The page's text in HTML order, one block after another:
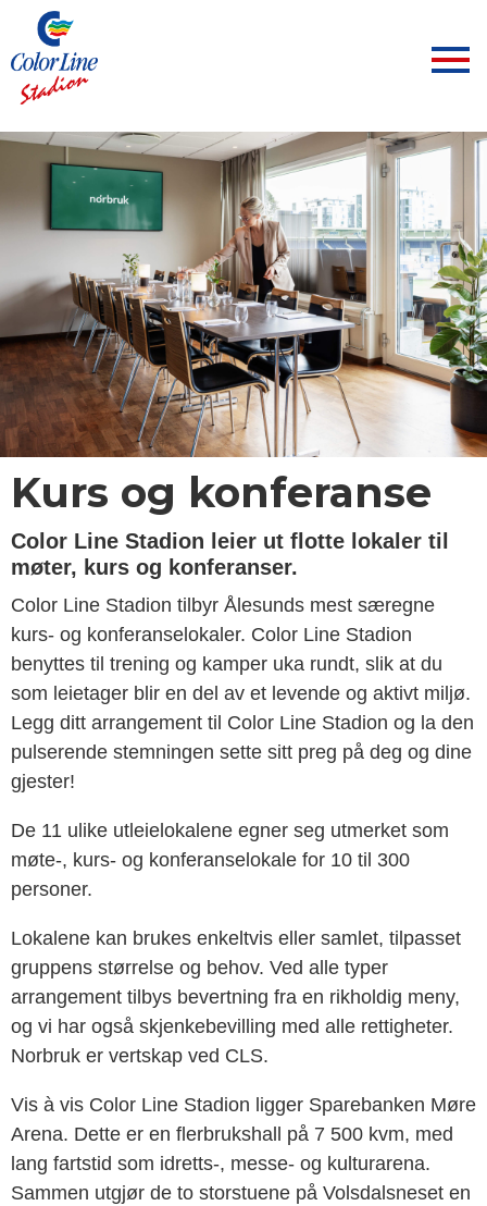
Kurs og konferanse
Color Line Stadion leier ut flotte lokaler til
møter, kurs og konferanser.
Color Line Stadion tilbyr Ålesunds mest særegne
kurs- og konferanselokaler. Color Line Stadion
benyttes til trening og kamper uka rundt, slik at du
som leietager blir en del av et levende og aktivt miljø.
Legg ditt arrangement til Color Line Stadion og la den
pulserende stemningen sette sitt preg på deg og dine
gjester!
De 11 ulike utleielokalene egner seg utmerket som
møte-, kurs- og konferanselokale for 10 til 300
personer.
Lokalene kan brukes enkeltvis eller samlet, tilpasset
gruppens størrelse og behov. Ved alle typer
arrangement tilbys bevertning fra en rikholdig meny,
og vi har også skjenkebevilling med alle rettigheter.
Norbruk er vertskap ved CLS.
Vis à vis Color Line Stadion ligger Sparebanken Møre
Arena. Dette er en flerbrukshall på 7 500 kvm, med
lang fartstid som idretts-, messe- og kulturarena.
Sammen utgjør de to storstuene på Volsdalsneset en